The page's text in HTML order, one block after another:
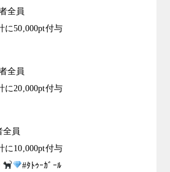
全員
に50,000pt付与
全員
に20,000pt付与
全員
に10,000pt付与
#ﾀﾄｩｰｶﾞｰﾙ